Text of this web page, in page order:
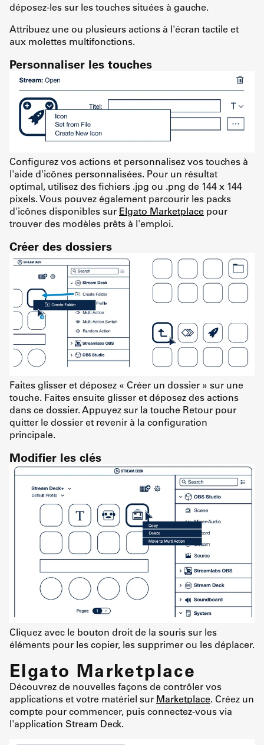
déposez-les sur les touches situées à gauche.
Attribuez une ou plusieurs actions à l'écran tactile et
aux molettes multifonctions.
Personnaliser les touches
Configurez vos actions et personnalisez vos touches à
l'aide d'icônes personnalisées. Pour un résultat
optimal, utilisez des fichiers .jpg ou .png de 144 x 144
pixels. Vous pouvez également parcourir les packs
d'icônes disponibles sur Elgato Marketplace pour
trouver des modèles prêts à l'emploi.
Créer des dossiers
Faites glisser et déposez « Créer un dossier » sur une
touche. Faites ensuite glisser et déposez des actions
dans ce dossier. Appuyez sur la touche Retour pour
quitter le dossier et revenir à la configuration
principale.
Modifier les clés
Cliquez avec le bouton droit de la souris sur les
éléments pour les copier, les supprimer ou les déplacer.
Elgato Marketplace
Découvrez de nouvelles façons de contrôler vos
applications et votre matériel sur Marketplace. Créez un
compte pour commencer, puis connectez-vous via
l'application Stream Deck.